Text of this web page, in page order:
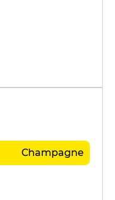
Champagne